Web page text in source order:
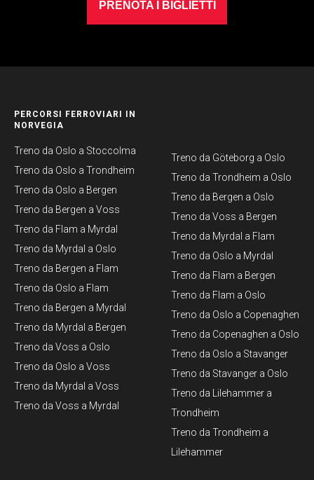
PRENOTA I BIGLIETTI
PERCORSI FERROVIARI IN
NORVEGIA
Treno da Oslo a Stoccolma
Treno da Oslo a Trondheim
Treno da Oslo a Bergen
Treno da Bergen a Voss
Treno da Flam a Myrdal
Treno da Myrdal a Oslo
Treno da Bergen a Flam
Treno da Oslo a Flam
Treno da Bergen a Myrdal
Treno da Myrdal a Bergen
Treno da Voss a Oslo
Treno da Oslo a Voss
Treno da Myrdal a Voss
Treno da Voss a Myrdal
Treno da Göteborg a Oslo
Treno da Trondheim a Oslo
Treno da Bergen a Oslo
Treno da Voss a Bergen
Treno da Myrdal a Flam
Treno da Oslo a Myrdal
Treno da Flam a Bergen
Treno da Flam a Oslo
Treno da Oslo a Copenaghen
Treno da Copenaghen a Oslo
Treno da Oslo a Stavanger
Treno da Stavanger a Oslo
Treno da Lilehammer a
Trondheim
Treno da Trondheim a
Lilehammer